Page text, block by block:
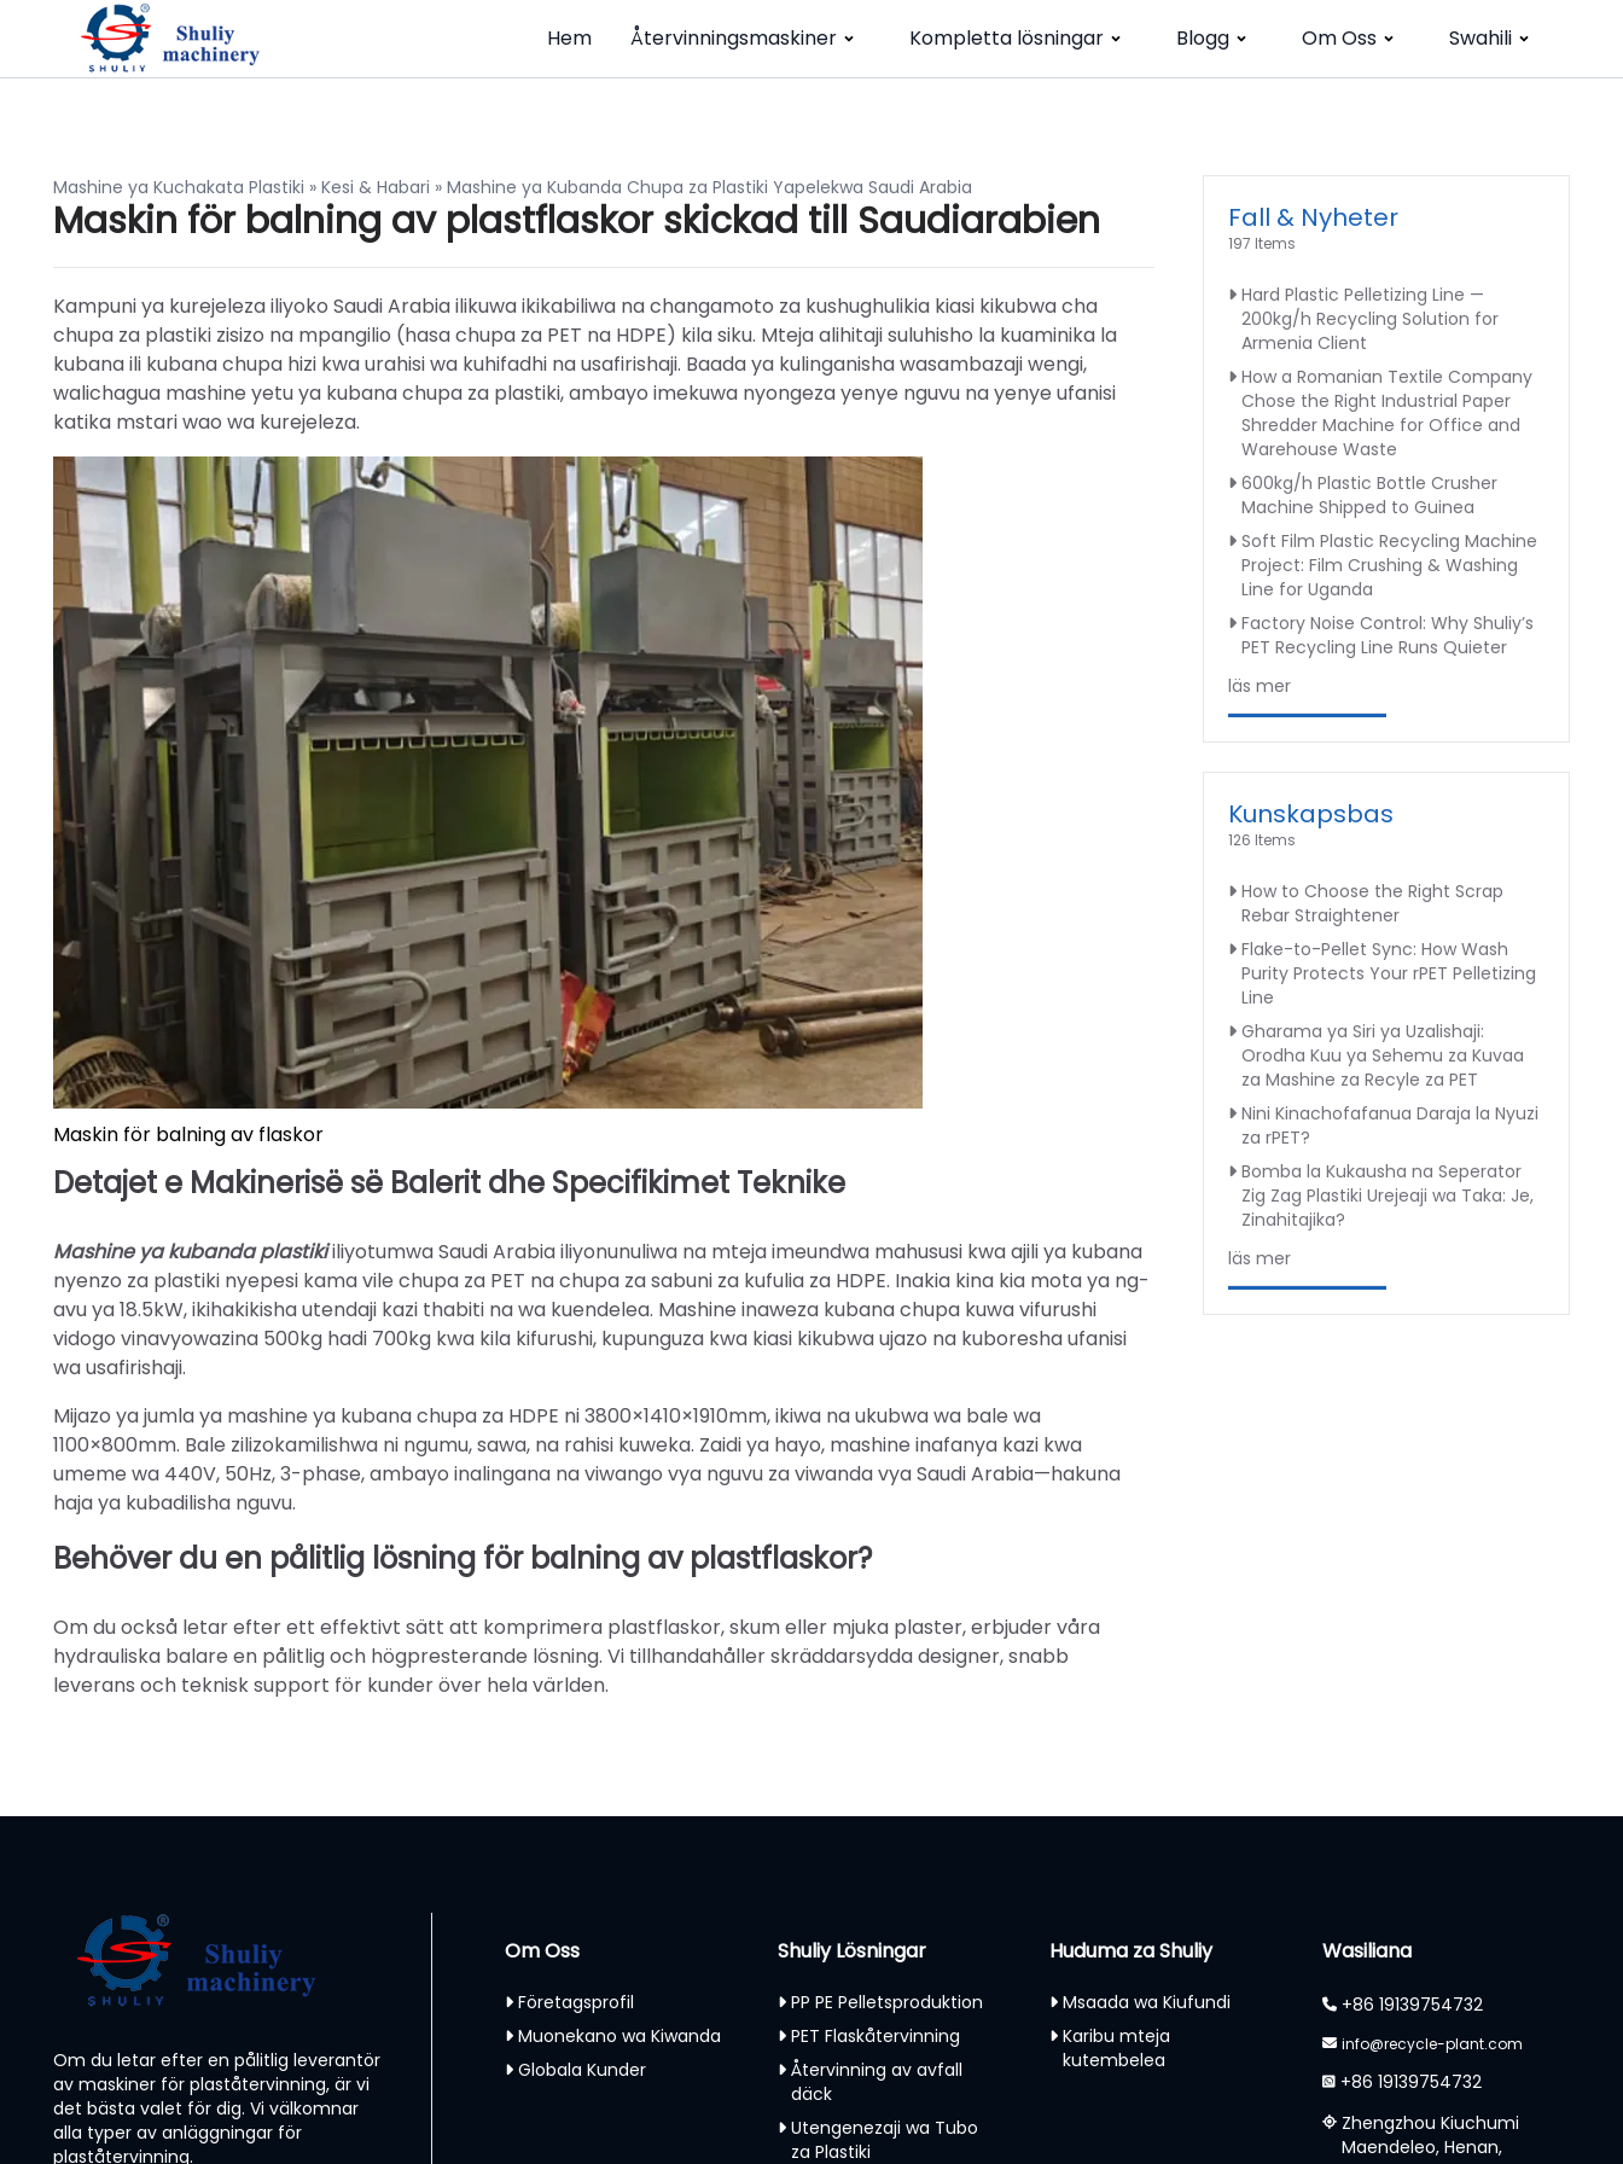
Hem Återvinningsmaskiner Kompletta lösningar Blogg Om Oss Swahili
Mashine ya Kuchakata Plastiki » Kesi & Habari » Mashine ya Kuban­d­a­ Chupa za Plastiki Yapelekwa Saudi Arabia
Maskin för balning av plastflaskor skickad till Saudiarabien
Kampuni ya kurejeleza iliyoko Saudi Arabia ilikuwa ikikabiliwa na changamoto za kushughulikia kiasi kikubwa cha
chupa za plastiki zisizo na mpangilio (hasa chupa za PET na HDPE) kila siku. Mteja alihitaji suluhisho la kuaminika la
kubana ili kubana chupa hizi kwa urahisi wa kuhifadhi na usafirishaji. Baada ya kulinganisha wasambazaji wengi,
walichagua mashine yetu ya kubana chupa za plastiki, ambayo imekuwa nyongeza yenye nguvu na yenye ufanisi
katika mstari wao wa kurejeleza.
Maskin för balning av flaskor
Detajet e Makinerisë së Balerit dhe Specifikimet Teknike
Mashine ya kuban­d­a­ plastikiiliyotumwa Saudi Arabia iliyonunuliwa na mteja imeundwa mahususi kwa ajili ya kubana
nyenzo za plastiki nyepesi kama vile chupa za PET na chupa za sabuni za kufulia za HDPE. Ina­ki­a­ ki­na­ ki­a­ mot­a­ ya ng­
a­vu ya 18.5kW, ikihakikisha utendaji kazi thabiti na wa kuendelea. Mashine inaweza kubana chupa kuwa vifurushi
vidogo vinavy­o­wa­z­i­n­a­ 500kg hadi 700kg kwa kila kifurushi, kupunguza kwa kiasi kikubwa ujazo na kuboresha ufanisi
wa usafirishaji.
Mijazo ya jumla ya mashine ya kubana chupa za HDPE ni 3800×1410×1910mm, ikiwa na ukubwa wa bale wa
1100×800mm. Bale zilizokamilishwa ni ngumu, sawa, na rahisi kuweka. Zaidi ya hayo, mashine inafanya kazi kwa
umeme wa 440V, 50Hz, 3-phase, ambayo inalingana na viwango vya nguvu za viwanda vya Saudi Arabia—hakuna
haja ya kubadilisha nguvu.
Behöver du en pålitlig lösning för balning av plastflaskor?
Om du också letar efter ett effektivt sätt att komprimera plastflaskor, skum eller mjuka plaster, erbjuder våra
hydrauliska balare en pålitlig och högpresterande lösning. Vi tillhandahåller skräddarsydda designer, snabb
leverans och teknisk support för kunder över hela världen.
Fall & Nyheter
197 Items
Hard Plastic Pelletizing Line —
200kg/h Recycling Solution for
Armenia Client
How a Romanian Textile Company
Chose the Right Industrial Paper
Shredder Machine for Office and
Warehouse Waste
600kg/h Plastic Bottle Crusher
Machine Shipped to Guinea
Soft Film Plastic Recycling Machine
Project: Film Crushing & Washing
Line for Uganda
Factory Noise Control: Why Shuliy’s
PET Recycling Line Runs Quieter
läs mer
Kunskapsbas
126 Items
How to Choose the Right Scrap
Rebar Straightener
Flake-to-Pellet Sync: How Wash
Purity Protects Your rPET Pelletizing
Line
Gharama ya Siri ya Uzalishaji:
Orodha Kuu ya Sehemu za Kuvaa
za Mashine za Recyle za PET
Nini Kinachofafanua Daraja la Nyuzi
za rPET?
Bomba la Kukausha na Seperator
Zig Zag Plastiki Urejeaji wa Taka: Je,
Zinahitajika?
läs mer
Om du letar efter en pålitlig leverantör
av maskiner för plaståtervinning, är vi
det bästa valet för dig. Vi välkomnar
alla typer av anläggningar för
plaståtervinning.
Om Oss
Företagsprofil
Muonekano wa Kiwanda
Globala Kunder
Shuliy Lösningar
PP PE Pelletsproduktion
PET Flaskåtervinning
Återvinning av avfall
däck
Utengenezaji wa Tubo
za Plastiki
Huduma za Shuliy
Msaada wa Kiufundi
Karibu mteja
kutembelea
Wasiliana
+86 19139754732
info@recycle-plant.com
+86 19139754732
Zhengzhou Kiuchumi
Maendeleo, Henan,